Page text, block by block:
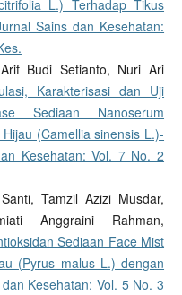
L.) Terhadap Tikus
Sains dan Kesehatan:
Budi Setianto, Nuri Ari
Karakterisasi dan Uji
Sediaan Nanoserum
(Camellia sinensis L.)-
Kesehatan: Vol. 7 No. 2
Tamzil Azizi Musdar,
Anggraini Rahman,
Sediaan Face Mist
(Pyrus malus L.) dengan
Kesehatan: Vol. 5 No. 3